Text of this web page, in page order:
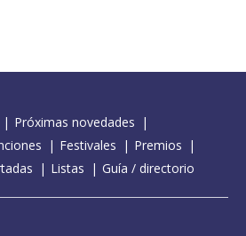
Próximas novedades
Festivales
Premios
Listas Guía / directorio